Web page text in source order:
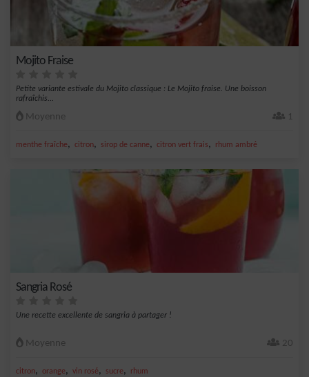
Mojito Fraise
Petite variante estivale du Mojito classique : Le Mojito fraise. Une boisson
rafraîchis...
Moyenne 1
menthe fraîche, citron, sirop de canne, citron vert frais, rhum ambré
Sangria Rosé
Une recette excellente de sangria à partager !
Moyenne 20
citron, orange, vin rosé, sucre, rhum